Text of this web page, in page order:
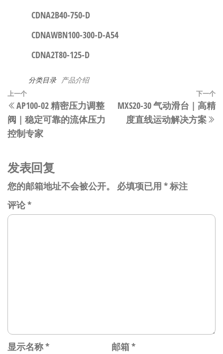
CDNA2B40-750-D
CDNAWBN100-300-D-A54
CDNA2T80-125-D
分类目录 产品介绍
文
章
导
上
一
篇
文
上一个
AP100-02 精密压力调整
阀 | 稳定可靠的流体压力
控制专家
下一个
MXS20-30 气动滑台 | 高精
度直线运动解决方案
发表回复
您的邮箱地址不会被公开。 必填项已用 *标注
评论*
显示名称* 邮箱*